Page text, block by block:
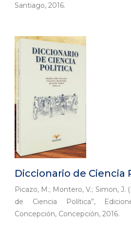
Santiago, 2016.
Diccionario de Ciencia
Picazo, M.; Montero, V.; Simon, J.
de Ciencia Política”,
Concepción, Concepción, 2016.